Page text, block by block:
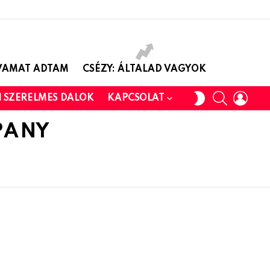
ADTAM CSÉZY: ÁLTALAD VAGYOK
SZERELMES DALOK KAPCSOLAT
SWITCH
SKIN
SEARCH